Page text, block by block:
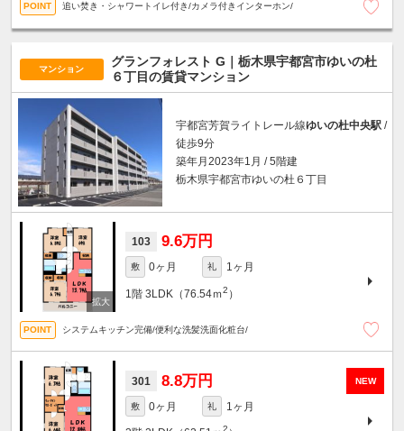
追い焚き・シャワートイレ付き/カメラ付きインターホン/
マンション
グランフォレスト G｜栃木県宇都宮市ゆいの杜
６丁目の賃貸マンション
宇都宮芳賀ライトレール線ゆいの杜中央駅 /
徒歩9分
築年月2023年1月 / 5階建
栃木県宇都宮市ゆいの杜６丁目
103 9.6万円
敷 0ヶ月 礼 1ヶ月
1階 3LDK（76.54ｍ2 ）
システムキッチン完備/便利な洗髪洗面化粧台/
NEW
301 8.8万円
敷 0ヶ月 礼 1ヶ月
2